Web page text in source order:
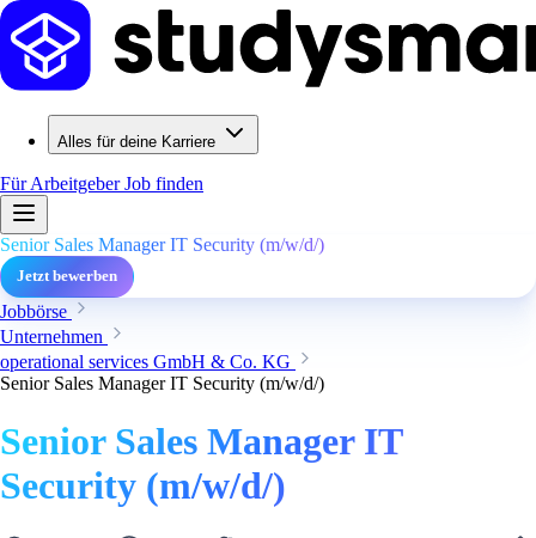
Alles für deine Karriere
Für ArbeitgeberJob finden
Senior Sales Manager IT Security (m/w/d/)
Jetzt bewerben
Jobbörse
Unternehmen
operational services GmbH & Co. KG
Senior Sales Manager IT Security (m/w/d/)
Senior Sales Manager IT
Security (m/w/d/)